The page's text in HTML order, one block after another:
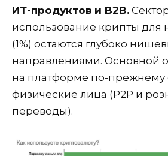
ИТ-продуктов и B2B.
использование крипты для
(1%) остаются глубоко
направлениями. Основной
на платформе по-
физические лица (P2P и
переводы).